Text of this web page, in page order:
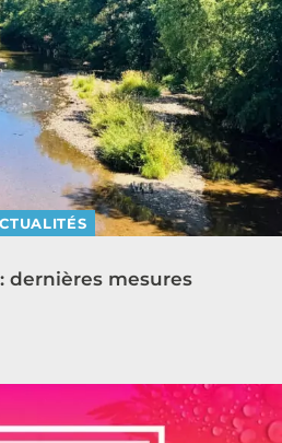
dernières mesures